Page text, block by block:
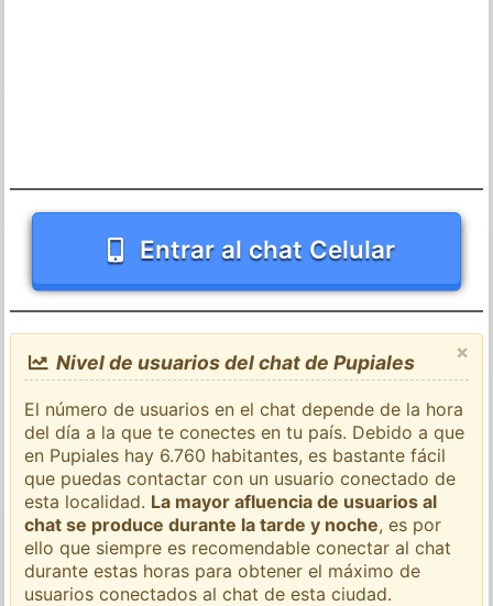
Entrar al chat Celular
×
Nivel de usuarios del chat de Pupiales
El número de usuarios en el chat depende de la hora
del día a la que te conectes en tu país. Debido a que
en Pupiales hay 6.760 habitantes, es bastante fácil
que puedas contactar con un usuario conectado de
esta localidad. La mayor afluencia de usuarios al
chat se produce durante la tarde y noche, es por
ello que siempre es recomendable conectar al chat
durante estas horas para obtener el máximo de
usuarios conectados al chat de esta ciudad.